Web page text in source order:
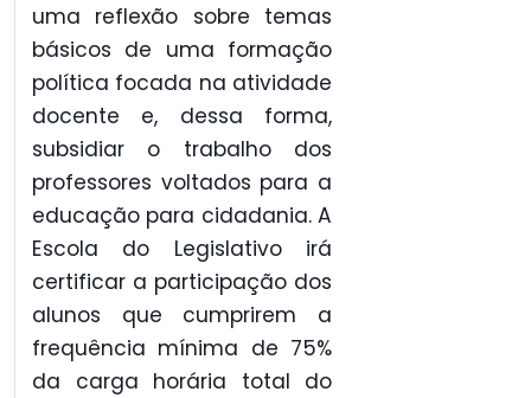
uma reflexão sobre temas
básicos de uma formação
política focada na atividade
docente e, dessa forma,
subsidiar o trabalho dos
professores voltados para a
educação para cidadania. A
Escola do Legislativo irá
certificar a participação dos
alunos que cumprirem a
frequência mínima de 75%
da carga horária total do